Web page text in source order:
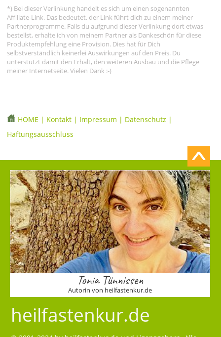
*) Bei dieser Verlinkung handelt es sich um einen sogenannten
Affiliate-Link. Das bedeutet, der Link führt dich zu einem meiner
Partnerprogramme. Falls du aufgrund dieser Verlinkung dort etwas
bestellst, erhalte ich von meinem Partner als Dankeschön für diese
Produktempfehlung eine Provision. Dies hat für Dich
selbstverständlich keinerlei Auswirkungen auf den Preis. Du
unterstützt damit den Erhalt, den weiteren Ausbau und die Pflege
meiner Internetseite. Vielen Dank :-)
HOME | Kontakt | Impressum | Datenschutz |
Haftungsausschluss
Tonia Tünnissen
Autorin von heilfastenkur.de
heilfastenkur.de